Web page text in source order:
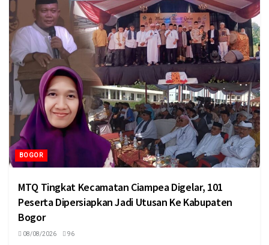
BOGOR
MTQ Tingkat Kecamatan Ciampea Digelar, 101
Peserta Dipersiapkan Jadi Utusan Ke Kabupaten
Bogor
08/08/2026 96